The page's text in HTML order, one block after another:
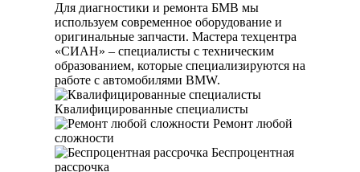
Для диагностики и ремонта БМВ мы
используем современное оборудование и
оригинальные запчасти. Мастера техцентра
«СИАН» – специалисты с техническим
образованием, которые специализируются на
работе с автомобилями BMW.
Квалифицированные специалисты
Ремонт любой
сложности
Беспроцентная
рассрочка